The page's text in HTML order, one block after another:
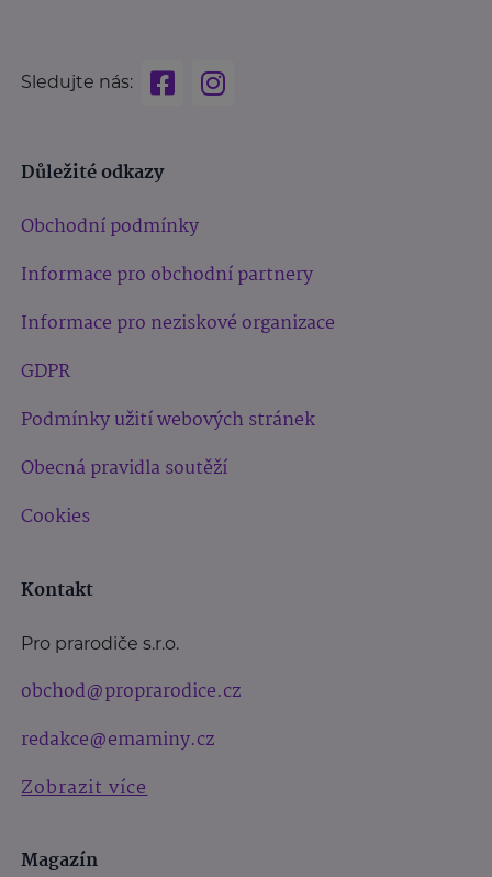
Sledujte nás:
Důležité odkazy
Obchodní podmínky
Informace pro obchodní partnery
Informace pro neziskové organizace
GDPR
Podmínky užití webových stránek
Obecná pravidla soutěží
Cookies
Kontakt
Pro prarodiče s.r.o.
obchod@proprarodice.cz
redakce@emaminy.cz
Zobrazit více
Magazín